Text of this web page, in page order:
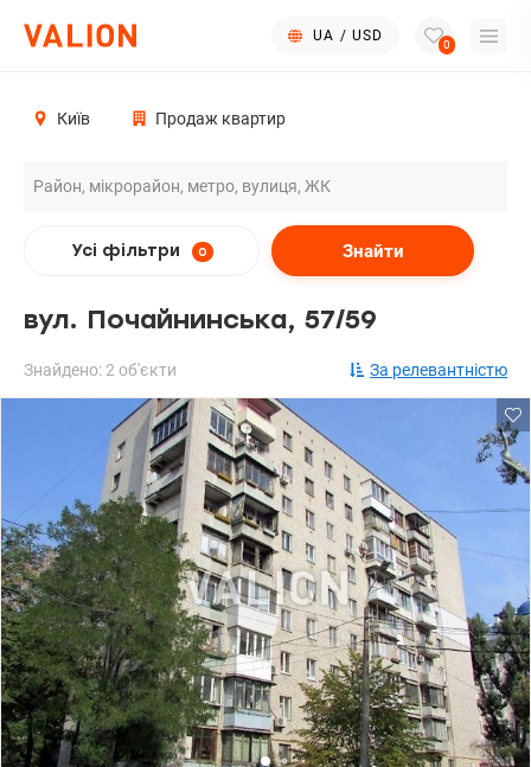
UA / USD
0
Київ Продаж квартир
Усі фільтри 0 Знайти
вул. Почайнинська, 57/59
Знайдено: 2 об'єкти За релевантністю